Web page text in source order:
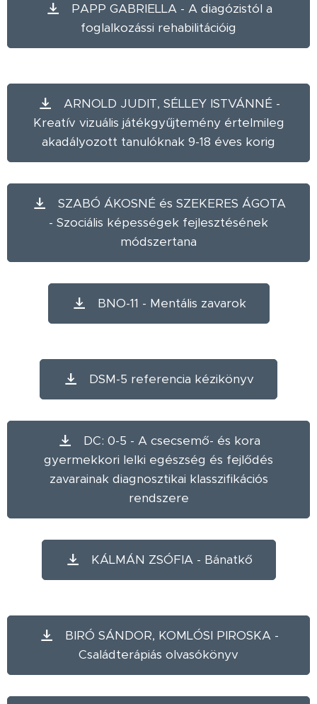
PAPP GABRIELLA - A diagózistól a
foglalkozássi rehabilitációig
ARNOLD JUDIT, SÉLLEY ISTVÁNNÉ -
Kreatív vizuális játékgyűjtemény értelmileg
akadályozott tanulóknak 9-18 éves korig
SZABÓ ÁKOSNÉ és SZEKERES ÁGOTA
- Szociális képességek fejlesztésének
módszertana
BNO-11 - Mentális zavarok
DSM-5 referencia kézikönyv
DC: 0-5 - A csecsemő- és kora
gyermekkori lelki egészség és fejlődés
zavarainak diagnosztikai klasszifikációs
rendszere
KÁLMÁN ZSÓFIA - Bánatkő
BIRÓ SÁNDOR, KOMLÓSI PIROSKA -
Családterápiás olvasókönyv